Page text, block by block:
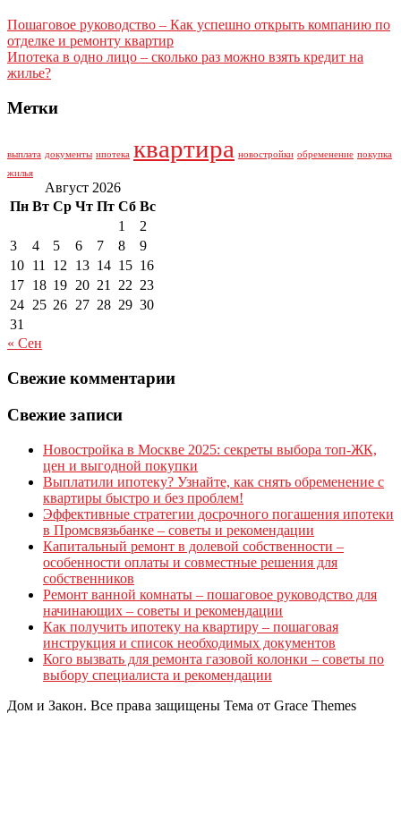
Пошаговое руководство – Как успешно открыть компанию по
отделке и ремонту квартир
Ипотека в одно лицо – сколько раз можно взять кредит на
жилье?
Метки
выплата документы ипотека квартира новостройки обременение покупка
жилья
Август 2026
Пн Вт Ср Чт Пт Сб Вс
1
2
3
4 5 6 7 8
9
10 11 12 13 14 15 16
17 18 19 20 21 22 23
24 25 26 27 28 29 30
31
« Сен
Свежие комментарии
Свежие записи
Новостройка в Москве 2025: секреты выбора топ-ЖК,
цен и выгодной покупки
Выплатили ипотеку? Узнайте, как снять обременение с
квартиры быстро и без проблем!
Эффективные стратегии досрочного погашения ипотеки
в Промсвязьбанке – советы и рекомендации
Капитальный ремонт в долевой собственности –
особенности оплаты и совместные решения для
собственников
Ремонт ванной комнаты – пошаговое руководство для
начинающих – советы и рекомендации
Как получить ипотеку на квартиру – пошаговая
инструкция и список необходимых документов
Кого вызвать для ремонта газовой колонки – советы по
выбору специалиста и рекомендации
Дом и Закон. Все права защищены Тема от Grace Themes